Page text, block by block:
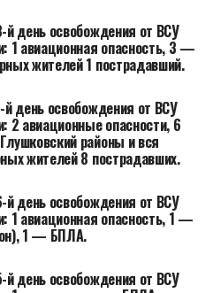
день освобождения от ВСУ
1 авиационная опасность, 3 —
жителей 1 пострадавший.
день освобождения от ВСУ
2 авиационные опасности, 6
районы и вся
жителей 8 пострадавших.
день освобождения от ВСУ
1 авиационная опасность, 1 —
1 — БПЛА.
день освобождения от ВСУ